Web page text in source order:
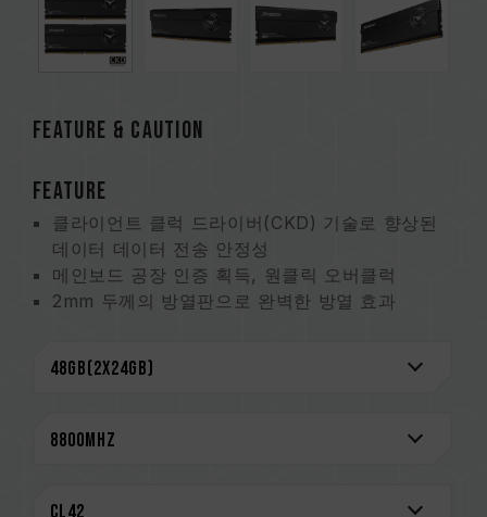
FEATURE & CAUTION
FEATURE
클라이언트 클럭 드라이버(CKD) 기술로 향상된
데이터 데이터 전송 안정성
메인보드 공장 인증 획득, 원클릭 오버클럭
2mm 두께의 방열판으로 완벽한 방열 효과
특허 기술로 엄선된 고품질 IC (대만 발명특허:
전원 관리 웨이퍼 탑재로 안정적이고 효율적인 전
거 메커니즘